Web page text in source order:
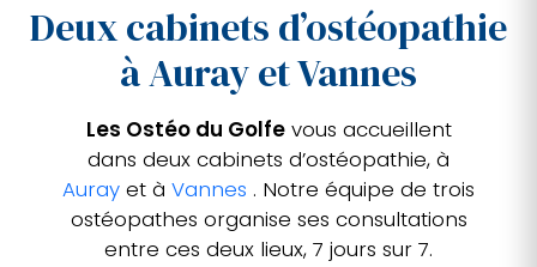
Deux cabinets d’ostéopathie
à Auray et Vannes
Les Ostéo du Golfevous accueillent
dans deux cabinets d’ostéopathie, à
Auray et à Vannes . Notre équipe de trois
ostéopathes organise ses consultations
entre ces deux lieux, 7 jours sur 7.